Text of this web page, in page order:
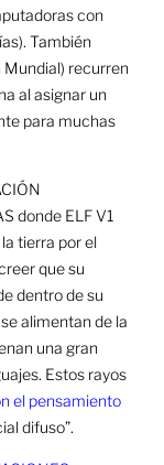
con
También
recurren
al asignar un
para muchas
donde ELF V1
tierra por el
que su
dentro de su
alimentan de la
una gran
Estos rayos
el pensamiento
difuso”.